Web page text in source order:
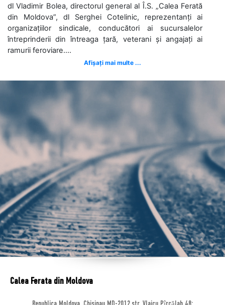
dl Vladimir Bolea, directorul general al Î.S. „Calea Ferată
din Moldova”, dl Serghei Cotelinic, reprezentanți ai
organizațiilor sindicale, conducători ai sucursalelor
întreprinderii din întreaga țară, veterani și angajați ai
ramurii feroviare....
Afișați mai multe ...
Calea Ferata din Moldova